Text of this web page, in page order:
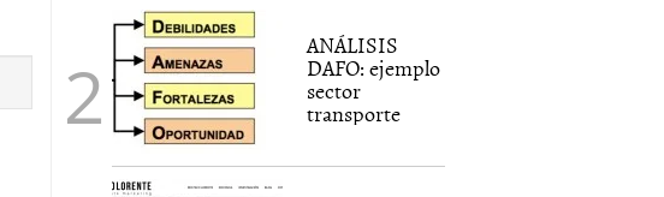
ANÁLISIS
DAFO: ejemplo
sector
transporte